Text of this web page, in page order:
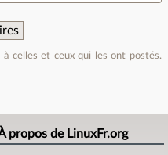
celles et ceux qui les ont postés.
propos de LinuxFr.org